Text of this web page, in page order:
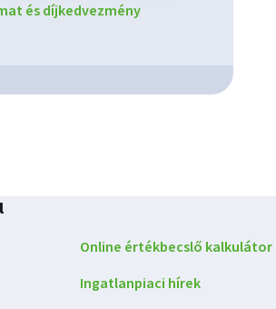
és díjkedvezmény
Online értékbecslő kalkulátor
Ingatlanpiaci hírek